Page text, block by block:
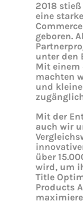
2018
eine
geboren.
unter den
Mit einem
machten
und
Mit der
auch wir
über
wird, um
Title
Products